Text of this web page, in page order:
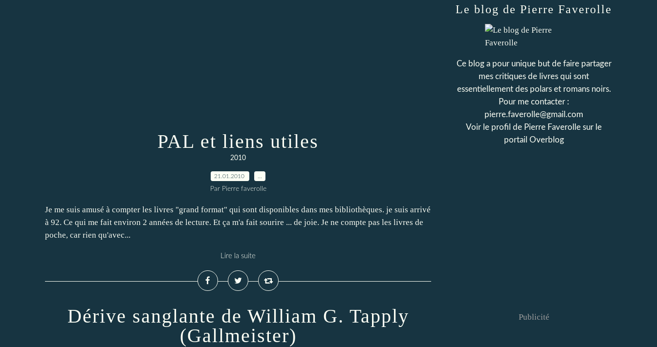
PAL et liens utiles
2010
21.01.2010
Par Pierre faverolle
Je me suis amusé à compter les livres "grand format" qui sont disponibles dans mes bibliothèques. je suis arrivé
à 92. Ce qui me fait environ 2 années de lecture. Et ça m'a fait sourire ... de joie. Je ne compte pas les livres de
poche, car rien qu'avec...
Lire la suite
Dérive sanglante de William G. Tapply
(Gallmeister)
Le blog de Pierre Faverolle
Ce blog a pour unique but de faire partager
mes critiques de livres qui sont
essentiellement des polars et romans noirs.
Pour me contacter :
pierre.faverolle@gmail.com
Voir le profil de Pierre Faverolle sur le
portail Overblog
Publicité